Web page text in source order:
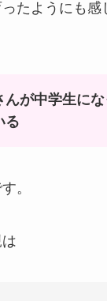
たようにも感
んが中学生に
る
。